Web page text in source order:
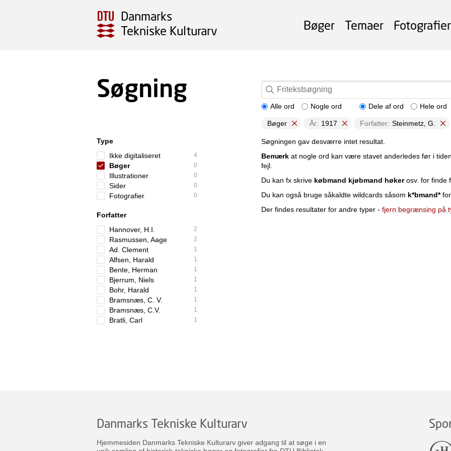
Danmarks
Tekniske Kulturarv
Bøger Temaer Fotografier
Søgning
Alle ord Nogle ord Dele af ord Hele ord
Bøger År: 1917 Forfatter: Steinmetz, G.
Type
Ikke digitaliseret
4
Bøger 0
Illustrationer 0
Sider 0
Fotografier 0
Forfatter
Hannover, H.I.
2
Rasmussen, Aage 2
Ad. Clement 1
Alfsen, Harald 1
Bente, Herman 1
Bjerrum, Niels 1
Bohr, Harald 1
Bramsnæs, C. V. 1
Bramsnæs, C.V. 1
Bratli, Carl 1
Søgningen gav desværre intet resultat.
Bemærkat nogle ord kan være stavet anderledes før i
fejl.
Du kan fx skrive købmand kjøbmand høkerosv. for finde
Du kan også bruge såkaldte wildcards såsom k*bmand*for
Der findes resultater for andre typer - fjern begrænsing på
Danmarks Tekniske Kulturarv
Hjemmesiden Danmarks Tekniske Kulturarv giver adgang til at søge i en